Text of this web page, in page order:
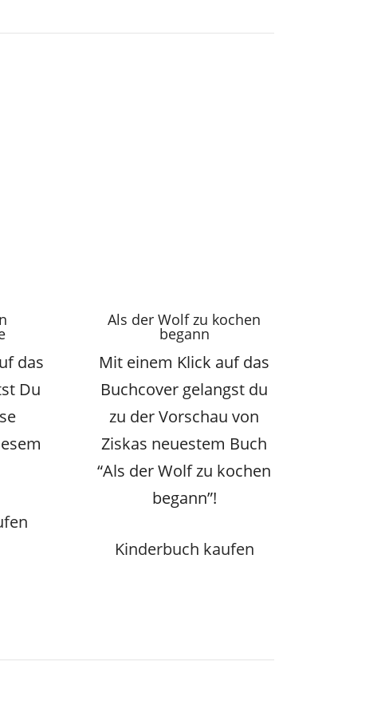
das
Du
Als der Wolf zu kochen
begann
Mit einem Klick auf das
Buchcover gelangst du
zu der Vorschau von
Ziskas neuestem Buch
“Als der Wolf zu kochen
begann”!
Kinderbuch kaufen